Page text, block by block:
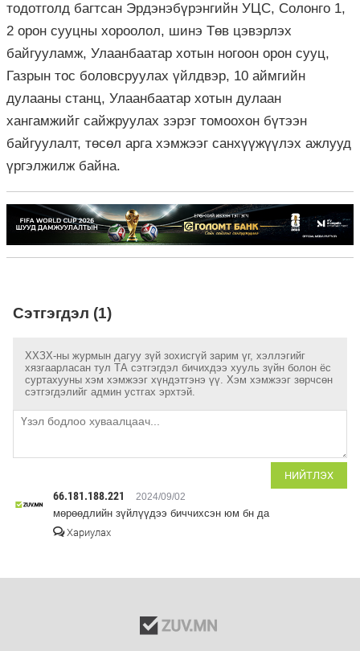
тодотголд багтсан Эрдэнэбүрэнгийн УЦС, Солонго 1,
2 орон сууцны хороолол, шинэ Төв цэвэрлэх
байгууламж, Улаанбаатар хотын ногоон орон сууц,
Газрын тос боловсруулах үйлдвэр, 10 аймгийн
дулааны станц, Улаанбаатар хотын дулаан
хангамжийг сайжруулах зэрэг томоохон бүтээн
байгуулалт, төсөл арга хэмжээг санхүүжүүлэх ажлууд
үргэлжилж байна.
Сэтгэгдэл (1)
ХХЗХ-ны журмын дагуу зүй зохисгүй зарим үг, хэллэгийг
хязгаарласан тул ТА сэтгэгдэл бичихдээ хууль зүйн болон ёс
суртахууны хэм хэмжээг хүндэтгэнэ үү. Хэм хэмжээг зөрчсөн
сэтгэгдэлийг админ устгах эрхтэй.
НИЙТЛЭХ
66.181.188.221 2024/09/02
мөрөөдлийн зүйлүүдээ биччихсэн юм бн да
Хариулах